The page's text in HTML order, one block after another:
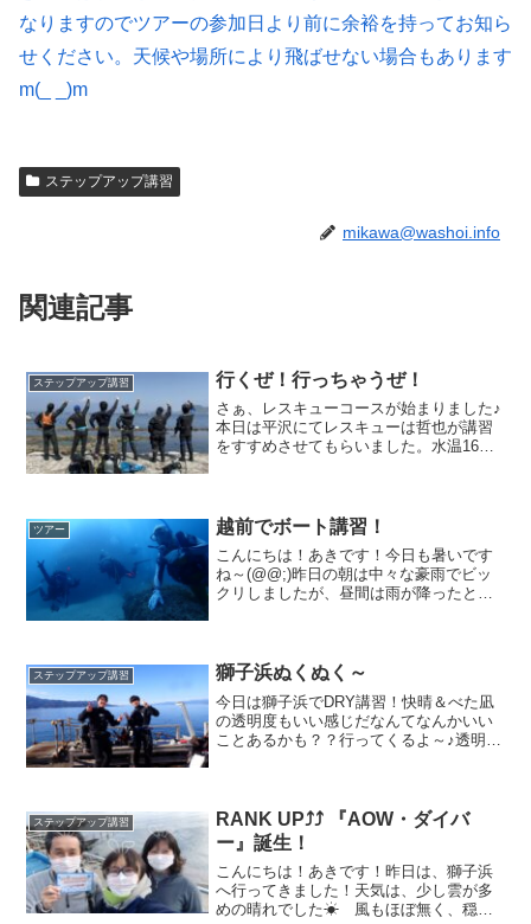
なりますのでツアーの参加日より前に余裕を持ってお知ら
せください。天候や場所により飛ばせない場合もあります
m(_ _)m
ステップアップ講習
mikawa@washoi.info
関連記事
ステップアップ講習 行くぜ！行っちゃうぜ！
さぁ、レスキューコースが始まりました♪
本日は平沢にてレスキューは哲也が講習
をすすめさせてもらいました。水温16
けられたりされな...
ツアー 越前でボート講習！
こんにちは！あきです！今日も暑いです
ね～(@@;)昨日の朝は中々な豪雨でビッ
クリしましたが、昼間は雨が降ったとは
が、ボートダイビング...
ステップアップ講習 獅子浜ぬくぬく～
今日は獅子浜でDRY講習！快晴＆べた凪
の透明度もいい感じだなんてなんかいい
ことあるかも？？行ってくるよ～♪透明度
バルブチェック！大...
ステップアップ講習
RANK UP⤴⤴ 『AOW・ダイバ
ー』誕生！
こんにちは！あきです！昨日は、獅子浜
へ行ってきました！天気は、少し雲が多
めの晴れでした☀ 風もほぼ無く、穏や